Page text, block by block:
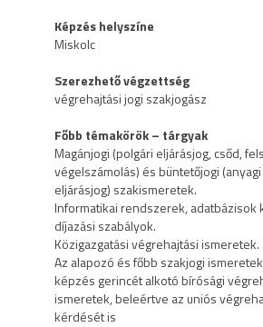
Képzés helyszíne
Miskolc
Szerezhető végzettség
végrehajtási jogi szakjogász
Főbb témakörök – tárgyak
Magánjogi (polgári eljárásjog, csőd,
végelszámolás) és büntetőjogi
eljárásjog) szakismeretek.
Informatikai rendszerek, adatbázisok
díjazási szabályok.
Közigazgatási végrehajtási ismeretek.
Az alapozó és főbb szakjogi
képzés gerincét alkotó bírósági
ismeretek, beleértve az uniós
kérdését is